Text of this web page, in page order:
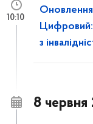
Оновлення
Цифровий:
з
10:10
8 червня